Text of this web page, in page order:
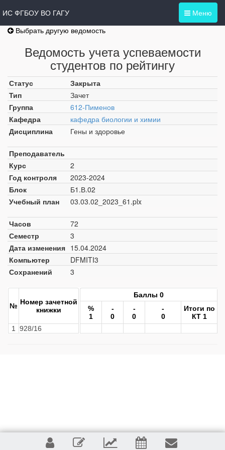
Меню
ИС ФГБОУ ВО ГАГУ
Выбрать другую ведомость
Ведомость учета успеваемости
студентов по рейтингу
Статус
Закрыта
Тип
Зачет
Группа
612-Пименов
Кафедра
кафедра биологии и химии
Дисциплина
Гены и здоровье
Преподаватель
Курс
2
Год контроля
2023-2024
Блок
Б1.В.02
Учебный план
03.03.02_2023_61.plx
Часов
72
Семестр
3
Дата изменения 15.04.2024
Компьютер
DFMITI3
Сохранений
3
№ Номер зачетной
книжки
1 928/16
Баллы 0
%
1
-
0
-
0
-
0
Итоги по
КТ 1